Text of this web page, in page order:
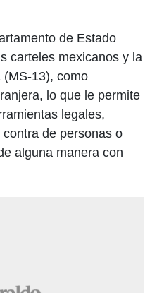
de Estado
carteles mexicanos y la
(MS-13), como
lo que le permite
legales,
de personas o
alguna manera con